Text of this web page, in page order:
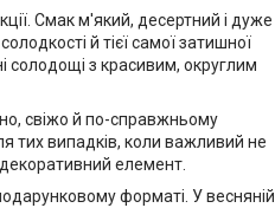
Смак м'який, десертний і дуже
й тієї самої затишної
солодощі з красивим, округлим
свіжо й по-справжньому
тих випадків, коли важливий не
елемент.
форматі. У весняній